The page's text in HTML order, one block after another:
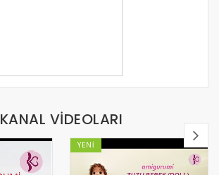
KANAL VİDEOLARI
YENI